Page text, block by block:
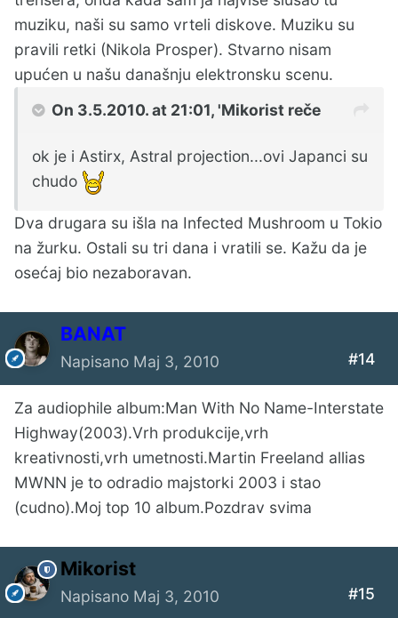
muziku, naši su samo vrteli diskove. Muziku su
pravili retki (Nikola Prosper). Stvarno nisam
upućen u našu današnju elektronsku scenu.
On 3.5.2010. at 21:01, 'Mikorist reče
ok je i Astirx, Astral projection...ovi Japanci su
chudo
Dva drugara su išla na Infected Mushroom u Tokio
na žurku. Ostali su tri dana i vratili se. Kažu da je
osećaj bio nezaboravan.
BANAT
Napisano Maj 3, 2010 #14
Za audiophile album:Man With No Name-Interstate
Highway(2003).Vrh produkcije,vrh
kreativnosti,vrh umetnosti.Martin Freeland allias
MWNN je to odradio majstorki 2003 i stao
(cudno).Moj top 10 album.Pozdrav svima
Mikorist
Napisano Maj 3, 2010 #15